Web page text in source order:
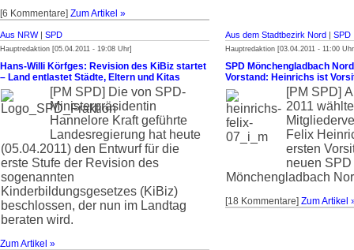
[6 Kommentare] Zum Artikel »
Aus NRW| SPD
Hauptredaktion [05.04.2011 - 19:08 Uhr]
Hans-Willi Körfges: Revision des KiBiz startet
– Land entlastet Städte, Eltern und Kitas
[PM SPD] Die von SPD-
Ministerpräsidentin
Hannelore Kraft geführte
Landesregierung hat heute
(05.04.2011) den Entwurf für die
erste Stufe der Revision des
sogenannten
Kinderbildungsgesetzes (KiBiz)
beschlossen, der nun im Landtag
beraten wird.
Zum Artikel »
Aus dem Stadtbezirk Nord | SPD
Hauptredaktion [03.04.2011 - 11:00
SPD Mönchengladbach
Vorstand: Heinrichs ist
[PM SPD]
2011
Felix
ersten
neuen
Mönchengladbach
[18 Kommentare] Zum Artikel